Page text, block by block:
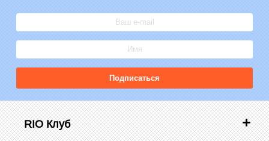
Подписаться
RIO Клуб